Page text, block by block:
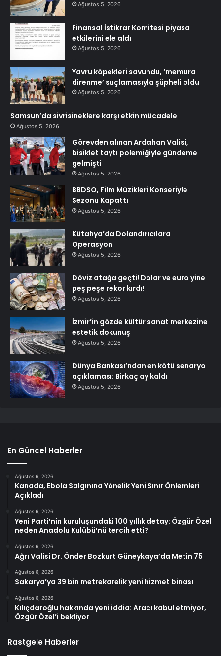
Ağustos 5, 2026
Finansal İstikrar Komitesi piyasa
etkilerini ele aldı
Ağustos 5, 2026
Yavru köpekleri savundu, ‘memura
direnme’ suçlamasıyla şüpheli oldu
Ağustos 5, 2026
Samsun’da sivrisineklere karşı etkin mücadele
Ağustos 5, 2026
Görevden alınan Ardahan Valisi,
bisiklet taytı polemiğiyle gündeme
gelmişti
Ağustos 5, 2026
BBDSO, Film Müzikleri Konseriyle
Sezonu Kapattı
Ağustos 5, 2026
Kütahya’da Dolandırıcılara
Operasyon
Ağustos 5, 2026
Döviz atağa geçti! Dolar ve euro yine
peş peşe rekor kırdı!
Ağustos 5, 2026
İzmir’in gözde kültür sanat merkezine
estetik dokunuş
Ağustos 5, 2026
Dünya Bankası’ndan en kötü senaryo
açıklaması: Birkaç ay kaldı
Ağustos 5, 2026
En Güncel Haberler
Ağustos 6, 2026
Kanada, Ebola Salgınına Yönelik Yeni Sınır Önlemleri
Açıkladı
Ağustos 6, 2026
Yeni Parti’nin kuruluşundaki 100 yıllık detay: Özgür Özel
neden Anadolu Kulübü’nü tercih etti?
Ağustos 6, 2026
Ağrı Valisi Dr. Önder Bozkurt Güneykaya’da Metin 75
Ağustos 6, 2026
Sakarya’ya 39 bin metrekarelik yeni hizmet binası
Ağustos 6, 2026
Kılıçdaroğlu hakkında yeni iddia: Aracı kabul etmiyor,
Özgür Özel’i bekliyor
Rastgele Haberler